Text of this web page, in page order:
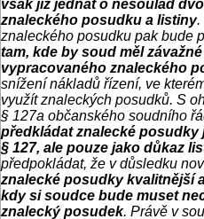
však již jednat o nesoulad
znaleckého posudku a listiny.
znaleckého posudku pak bude
tam, kde by soud měl
vypracovaného znaleckého
snížení nákladů řízení, ve
využít znaleckých posudků. S
§ 127a občanského soudního
předkládat znalecké
§ 127, ale pouze jako důkaz
předpokládat, že v důsledku
znalecké posudky kvalitnější
kdy si soudce bude muset
znalecký posudek. Právě v